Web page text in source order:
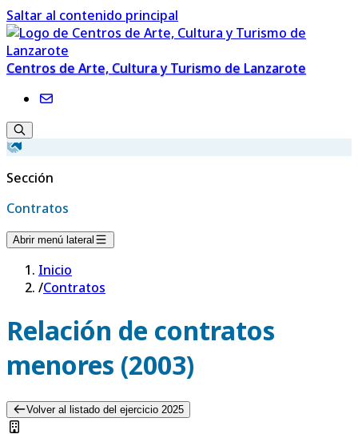
Saltar al contenido principal
Centros de Arte, Cultura y Turismo de Lanzarote
Sección
Contratos
Abrir menú lateral
Inicio
/Contratos
Relación de contratos
menores (2003)
Volver al listado del ejercicio 2025